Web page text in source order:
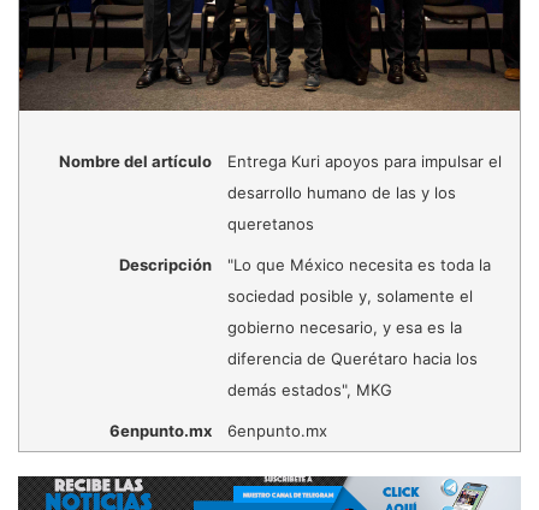
Nombre del artículo
Entrega Kuri apoyos para impulsar el
desarrollo humano de las y los
queretanos
Descripción
"Lo que México necesita es toda la
sociedad posible y, solamente el
gobierno necesario, y esa es la
diferencia de Querétaro hacia los
demás estados", MKG
6enpunto.mx 6enpunto.mx